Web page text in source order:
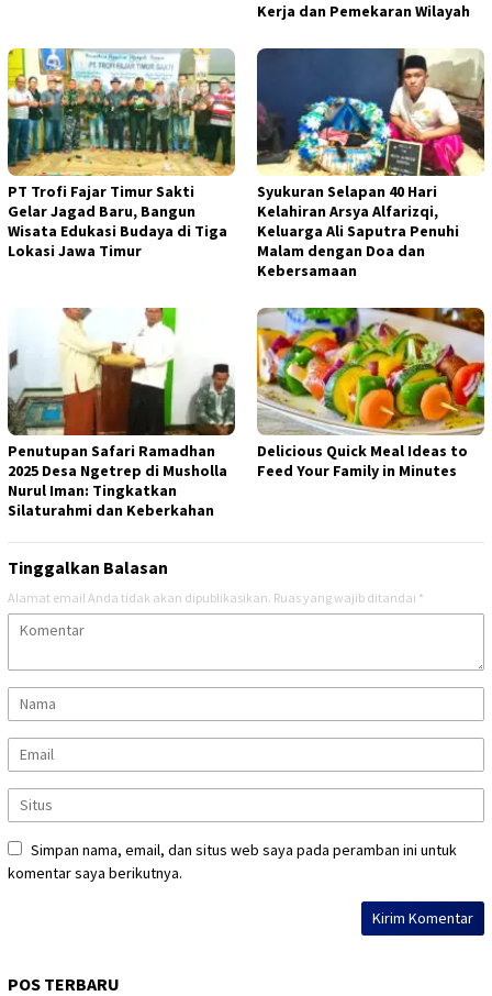
Kerja dan Pemekaran Wilayah
PT Trofi Fajar Timur Sakti
Gelar Jagad Baru, Bangun
Wisata Edukasi Budaya di Tiga
Lokasi Jawa Timur
Syukuran Selapan 40 Hari
Kelahiran Arsya Alfarizqi,
Keluarga Ali Saputra Penuhi
Malam dengan Doa dan
Kebersamaan
Penutupan Safari Ramadhan
2025 Desa Ngetrep di Musholla
Nurul Iman: Tingkatkan
Silaturahmi dan Keberkahan
Delicious Quick Meal Ideas to
Feed Your Family in Minutes
Tinggalkan Balasan
Alamat email Anda tidak akan dipublikasikan. Ruas yang wajib ditandai *
Simpan nama, email, dan situs web saya pada peramban ini untuk
komentar saya berikutnya.
POS TERBARU